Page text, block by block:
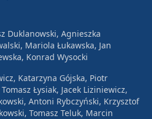
Duklanowski, Agnieszka
Mariola Łukawska, Jan
Konrad Wysocki
Katarzyna Gójska, Piotr
Łysiak, Jacek Liziniewicz,
Antoni Rybczyński, Krzysztof
Tomasz Teluk, Marcin